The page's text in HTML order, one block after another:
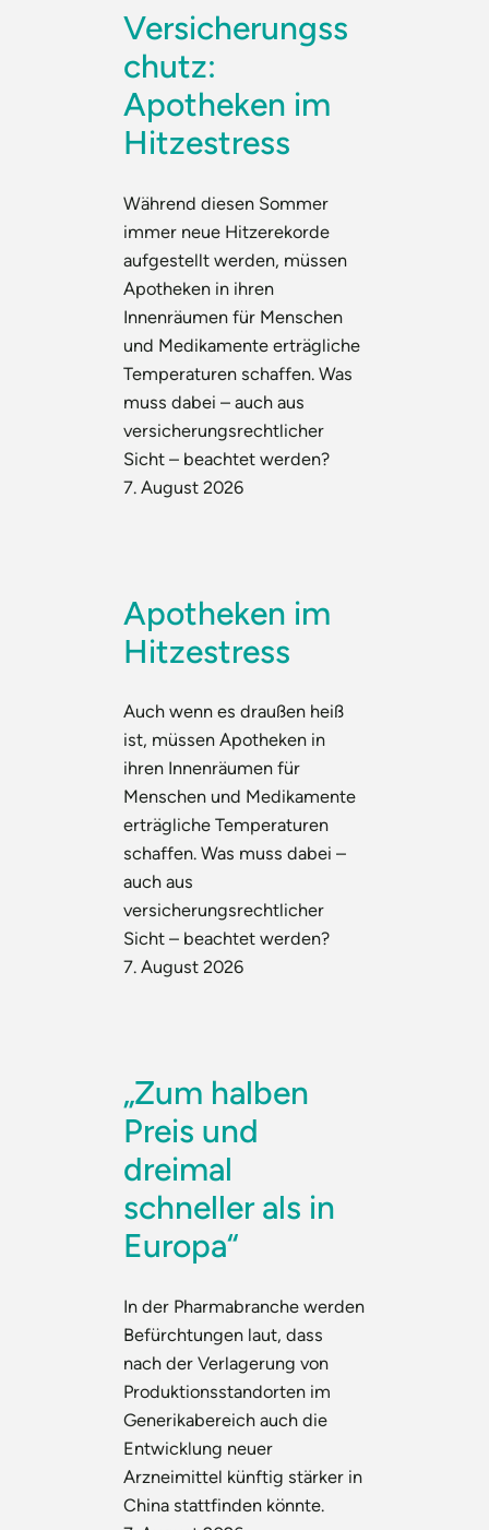
Versicherungss
chutz:
Apotheken im
Hitzestress
Während diesen Sommer
immer neue Hitzerekorde
aufgestellt werden, müssen
Apotheken in ihren
Innenräumen für Menschen
und Medikamente erträgliche
Temperaturen schaffen. Was
muss dabei – auch aus
versicherungsrechtlicher
Sicht – beachtet werden?
7. August 2026
Apotheken im
Hitzestress
Auch wenn es draußen heiß
ist, müssen Apotheken in
ihren Innenräumen für
Menschen und Medikamente
erträgliche Temperaturen
schaffen. Was muss dabei –
auch aus
versicherungsrechtlicher
Sicht – beachtet werden?
7. August 2026
„Zum halben
Preis und
dreimal
schneller als in
Europa“
In der Pharmabranche werden
Befürchtungen laut, dass
nach der Verlagerung von
Produktionsstandorten im
Generikabereich auch die
Entwicklung neuer
Arzneimittel künftig stärker in
China stattfinden könnte.